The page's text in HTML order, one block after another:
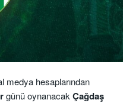
medya hesaplarından
günü oynanacak Çağdaş